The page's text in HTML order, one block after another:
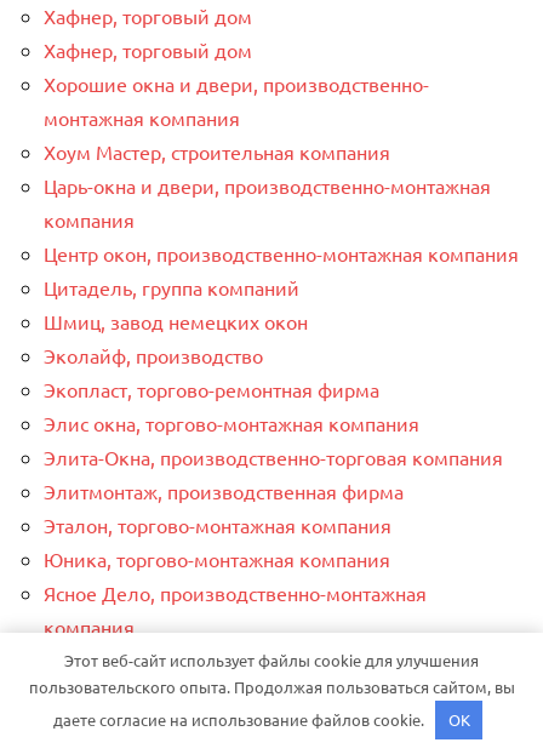
Хафнер, торговый дом
Хафнер, торговый дом
Хорошие окна и двери, производственно-
монтажная компания
Хоум Мастер, строительная компания
Царь-окна и двери, производственно-монтажная
компания
Центр окон, производственно-монтажная компания
Цитадель, группа компаний
Шмиц, завод немецких окон
Эколайф, производство
Экопласт, торгово-ремонтная фирма
Элис окна, торгово-монтажная компания
Элита-Окна, производственно-торговая компания
Элитмонтаж, производственная фирма
Эталон, торгово-монтажная компания
Юника, торгово-монтажная компания
Ясное Дело, производственно-монтажная
компания
СВЕЖЕЕ РУБРИКАХ
Этот веб-сайт использует файлы cookie для улучшения
пользовательского опыта. Продолжая пользоваться сайтом, вы
даете согласие на использование файлов cookie.
OK